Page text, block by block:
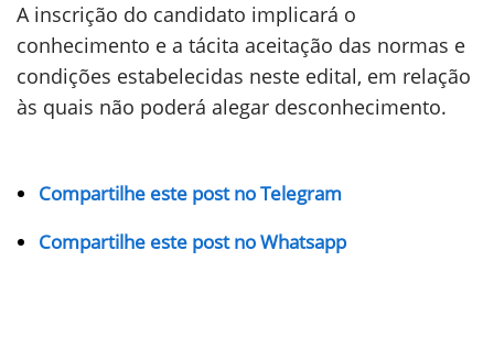
A inscrição do candidato implicará o
conhecimento e a tácita aceitação das normas e
condições estabelecidas neste edital, em relação
às quais não poderá alegar desconhecimento.
Compartilhe este post no Telegram
Compartilhe este post no Whatsapp